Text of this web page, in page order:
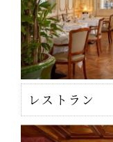
レストラン